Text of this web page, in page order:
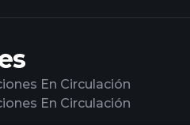
En Circulación
En Circulación